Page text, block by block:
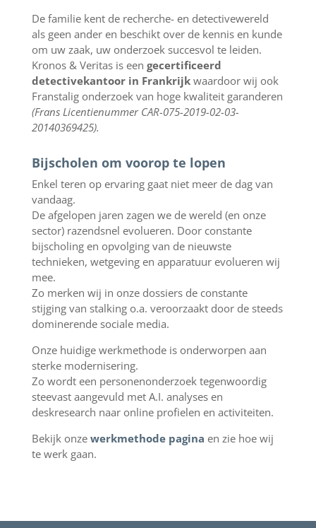
De familie kent de recherche- en detectivewereld
als geen ander en beschikt over de kennis en kunde
om uw zaak, uw onderzoek succesvol te leiden.
Kronos & Veritas is een gecertificeerd
detectivekantoor in Frankrijkwaardoor wij ook
Franstalig onderzoek van hoge kwaliteit garanderen
(Frans Licentienummer CAR-075-2019-02-03-
20140369425).
Bijscholen om voorop te lopen
Enkel teren op ervaring gaat niet meer de dag van
vandaag.
De afgelopen jaren zagen we de wereld (en onze
sector) razendsnel evolueren. Door constante
bijscholing en opvolging van de nieuwste
technieken, wetgeving en apparatuur evolueren wij
mee.
Zo merken wij in onze dossiers de constante
stijging van stalking o.a. veroorzaakt door de steeds
dominerende sociale media.
Onze huidige werkmethode is onderworpen aan
sterke modernisering.
Zo wordt een personenonderzoek tegenwoordig
steevast aangevuld met A.I. analyses en
deskresearch naar online profielen en activiteiten.
Bekijk onze werkmethode pagina en zie hoe wij
te werk gaan.